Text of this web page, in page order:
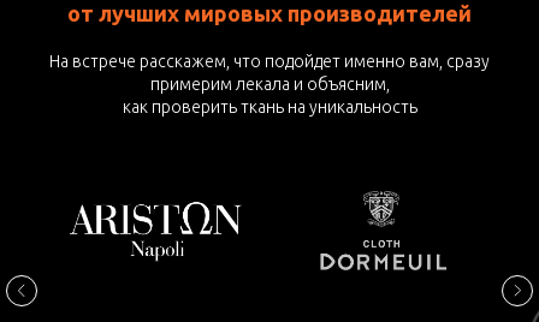
от лучших мировых производителей
На встрече расскажем, что подойдет именно вам, сразу
примерим лекала и объясним,
как проверить ткань на уникальность